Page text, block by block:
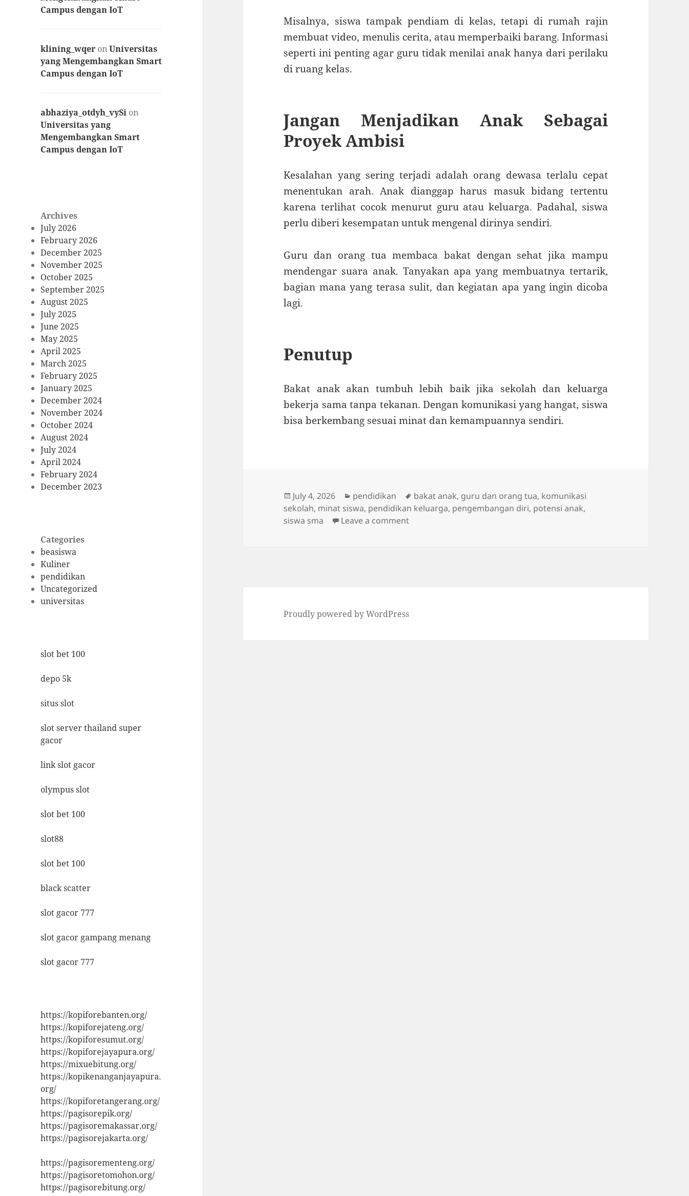
Campus dengan IoT
klining_wqer onUniversitas
yang Mengembangkan Smart
Campus dengan IoT
abhaziya_otdyh_vySi on
Universitas yang
Mengembangkan Smart
Campus dengan IoT
Archives
July 2026
February 2026
December 2025
November 2025
October 2025
September 2025
August 2025
July 2025
June 2025
May 2025
April 2025
March 2025
February 2025
January 2025
December 2024
November 2024
October 2024
August 2024
July 2024
April 2024
February 2024
December 2023
Categories
beasiswa
Kuliner
pendidikan
Uncategorized
universitas
slot bet 100
depo 5k
situs slot
slot server thailand super
gacor
link slot gacor
olympus slot
slot bet 100
slot88
slot bet 100
black scatter
slot gacor 777
slot gacor gampang menang
slot gacor 777
https://kopiforebanten.org/
https://kopiforejateng.org/
https://kopiforesumut.org/
https://kopiforejayapura.org/
https://mixuebitung.org/
https://kopikenanganjayapura.
org/
https://kopiforetangerang.org/
https://pagisorepik.org/
https://pagisoremakassar.org/
https://pagisorejakarta.org/
https://pagisorementeng.org/
https://pagisoretomohon.org/
https://pagisorebitung.org/
Misalnya, siswa tampak pendiam di kelas, tetapi di rumah rajin
membuat video, menulis cerita, atau memperbaiki barang. Informasi
seperti ini penting agar guru tidak menilai anak hanya dari perilaku
di ruang kelas.
Jangan Menjadikan Anak Sebagai
Proyek Ambisi
Kesalahan yang sering terjadi adalah orang dewasa terlalu cepat
menentukan arah. Anak dianggap harus masuk bidang tertentu
karena terlihat cocok menurut guru atau keluarga. Padahal, siswa
perlu diberi kesempatan untuk mengenal dirinya sendiri.
Guru dan orang tua membaca bakat dengan sehat jika mampu
mendengar suara anak. Tanyakan apa yang membuatnya tertarik,
bagian mana yang terasa sulit, dan kegiatan apa yang ingin dicoba
lagi.
Penutup
Bakat anak akan tumbuh lebih baik jika sekolah dan keluarga
bekerja sama tanpa tekanan. Dengan komunikasi yang hangat, siswa
bisa berkembang sesuai minat dan kemampuannya sendiri.
Posted
on
July 4, 2026 Categories
pendidikan Tags
bakat anak, guru dan orang tua, komunikasi
sekolah, minat siswa, pendidikan keluarga, pengembangan diri, potensi anak,
siswa sma
Leave a commenton Guru dan Orang Tua Perlu Kompak Membaca Bakat Anak
Proudly powered by WordPress